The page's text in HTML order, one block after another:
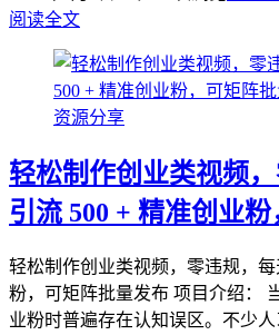
阅读全文
资源分享
轻松制作创业类视频
引流 500 + 精准创业
轻松制作创业类视频，零违规，
粉，可矩阵批量发布 项目介绍：
业粉时普遍存在认知误区。不少